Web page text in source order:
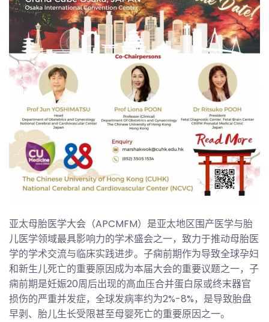
亚太母胎医学大会（APCMFM）是亚太地区围产医学与胎
儿医学领域最具影响力的学术盛会之一，致力于推动母胎医
学的学术交流与临床实践进步。子痫前期作为导致全球孕妇
和新生儿死亡的重要原因成为本届大会的重要议题之一，子
痫前期是妊娠20周后出现的高血压合并蛋白尿或终末器官
损伤的严重并发症，全球发病率约为2%-8%，是导致胎盘
早剥、胎儿生长受限甚至母婴死亡的重要原因之一。